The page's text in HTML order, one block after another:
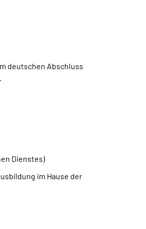
deutschen Abschluss
Dienstes)
im Hause der